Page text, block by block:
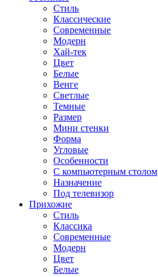
Стиль
Классические
Современные
Модерн
Хай-тек
Цвет
Белые
Венге
Светлые
Темные
Размер
Мини стенки
Форма
Угловые
Особенности
С компьютерным столом
Назначение
Под телевизор
Прихожие
Стиль
Классика
Современные
Модерн
Цвет
Белые